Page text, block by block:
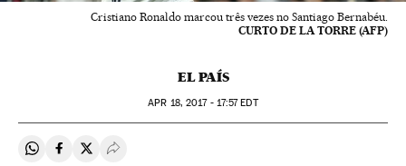
Cristiano Ronaldo marcou três vezes no Santiago Bernabéu.
CURTO DE LA TORRE (AFP)
EL PAÍS
APR 18, 2017 - 17:57EDT
Compartir en Whatsapp
Compartir en Facebook
Compartir en Twitter
Desplegar Redes Sociales